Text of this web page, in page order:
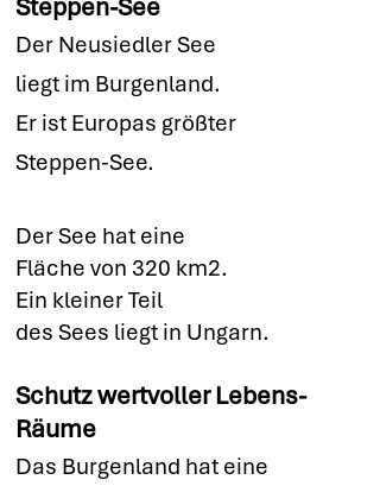
Steppen-See
Der Neusiedler See
liegt im Burgenland.
Er ist Europas größter
Steppen-See.
Der See hat eine
Fläche von 320 km2.
Ein kleiner Teil
des Sees liegt in Ungarn.
Schutz wertvoller Lebens-
Räume
Das Burgenland hat eine